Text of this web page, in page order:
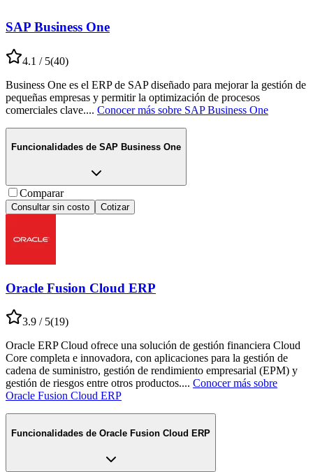
SAP Business One
4.1 / 5(40)
Business One es el ERP de SAP diseñado para mejorar la gestión de
pequeñas empresas y permitir la optimización de procesos
comerciales clave.... Conocer más sobre SAP Business One
Funcionalidades de SAP Business One
Comparar
Consultar sin costo Cotizar
Oracle Fusion Cloud ERP
3.9 / 5(19)
Oracle ERP Cloud ofrece una solución de gestión financiera Cloud
Core completa e innovadora, con aplicaciones para la gestión de
cadena de suministro, gestión de rendimiento empresarial (EPM) y
gestión de riesgos entre otros productos.... Conocer más sobre
Oracle Fusion Cloud ERP
Funcionalidades de Oracle Fusion Cloud ERP